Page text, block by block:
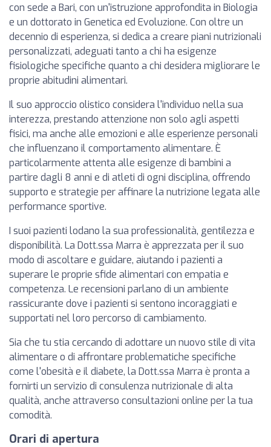
con sede a Bari, con un'istruzione approfondita in Biologia
e un dottorato in Genetica ed Evoluzione. Con oltre un
decennio di esperienza, si dedica a creare piani nutrizionali
personalizzati, adeguati tanto a chi ha esigenze
fisiologiche specifiche quanto a chi desidera migliorare le
proprie abitudini alimentari.
Il suo approccio olistico considera l'individuo nella sua
interezza, prestando attenzione non solo agli aspetti
fisici, ma anche alle emozioni e alle esperienze personali
che influenzano il comportamento alimentare. È
particolarmente attenta alle esigenze di bambini a
partire dagli 8 anni e di atleti di ogni disciplina, offrendo
supporto e strategie per affinare la nutrizione legata alle
performance sportive.
I suoi pazienti lodano la sua professionalità, gentilezza e
disponibilità. La Dott.ssa Marra è apprezzata per il suo
modo di ascoltare e guidare, aiutando i pazienti a
superare le proprie sfide alimentari con empatia e
competenza. Le recensioni parlano di un ambiente
rassicurante dove i pazienti si sentono incoraggiati e
supportati nel loro percorso di cambiamento.
Sia che tu stia cercando di adottare un nuovo stile di vita
alimentare o di affrontare problematiche specifiche
come l'obesità e il diabete, la Dott.ssa Marra è pronta a
fornirti un servizio di consulenza nutrizionale di alta
qualità, anche attraverso consultazioni online per la tua
comodità.
Orari di apertura